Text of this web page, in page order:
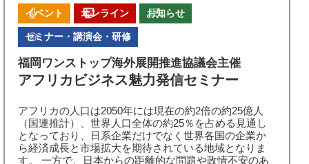
イベント オンライン お知らせ
セミナー・講演会・研修
福岡ワンストップ海外展開推進協議会主催
アフリカビジネス魅力発信セミナー
アフリカの人口は2050年には現在の約2倍の約25億人
（国連推計）、世界人口全体の約25％を占める見通し
となっており、日系企業だけでなく世界各国の企業か
ら経済成長と市場拡大を期待されている地域となりま
す。 一方で、日本からの距離的な問題や政情不安のあ